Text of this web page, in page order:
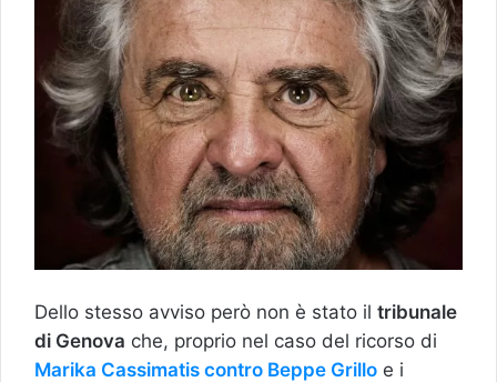
Dello stesso avviso però non è stato il tribunale
di Genova che, proprio nel caso del ricorso di
Marika Cassimatis contro Beppe Grillo e i